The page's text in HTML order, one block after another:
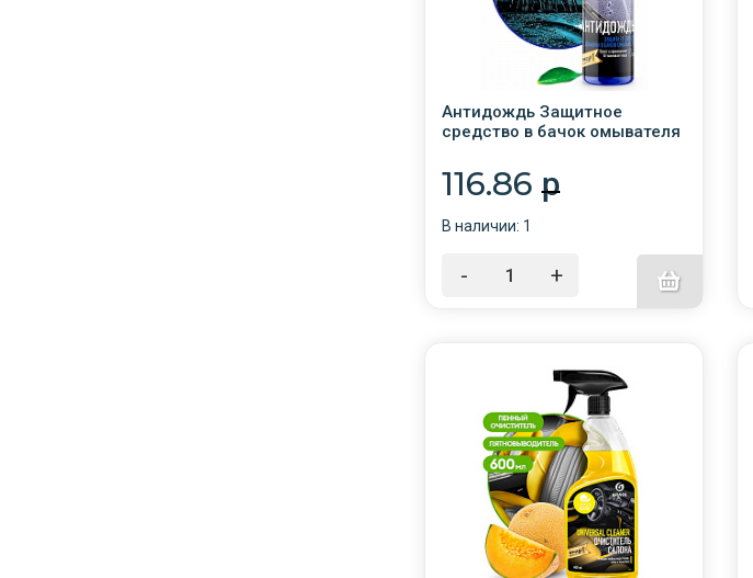
Антидождь Защитное
средство в бачок омывателя
116.86 p
В наличии: 1
- +